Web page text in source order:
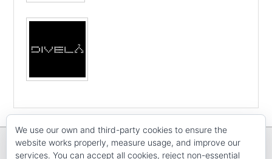
We use our own and third-party cookies to ensure the
website works properly, measure usage, and improve our
services. You can accept all cookies, reject non-essential